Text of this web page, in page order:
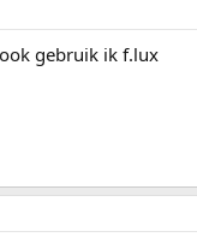
gebruik ik f.lux